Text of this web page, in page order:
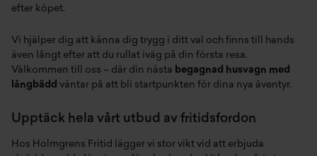
efter köpet.
Vi hjälper dig att känna dig trygg i ditt val och finns till hands
även långt efter att du rullat iväg på din första resa.
Välkommen till oss – där din nästa begagnad husvagn med
långbädd väntar på att bli startpunkten för dina nya äventyr.
Upptäck hela vårt utbud av fritidsfordon
Hos Holmgrens Fritid lägger vi stor vikt vid att erbjuda